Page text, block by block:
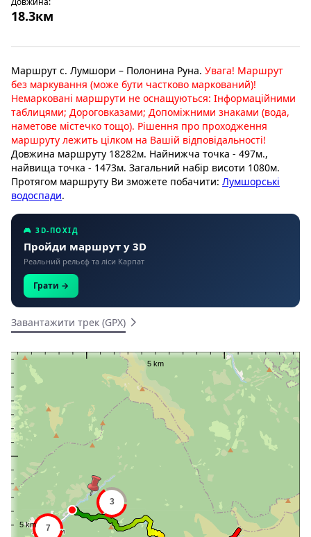
18.3км
Маршрут с. Лумшори – Полонина Руна. Увага! Маршрут
без маркування (може бути частково маркований)!
Немарковані маршрути не оснащуються: Інформаційними
таблицями; Дороговказами; Допоміжними знаками (вода,
наметове містечко тощо). Рішення про проходження
маршруту лежить цілком на Вашій відповідальності!
Довжина маршруту 18282м. Найнижча точка - 497м.,
найвища точка - 1473м. Загальний набір висоти 1080м.
Протягом маршруту Ви зможете побачити: Лумшорські
водоспади.
🎮 3D-ПОХІД
Пройди маршрут у 3D
Реальний рельєф та ліси Карпат
Грати →
Завантажити трек (GPX)